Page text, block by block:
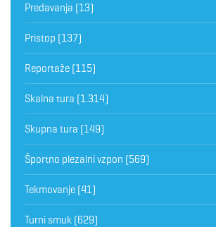
Predavanja (13)
Pristop (137)
Reportaže (115)
Skalna tura (1.314)
Skupna tura (149)
Športno plezalni vzpon (569)
Tekmovanje (41)
Turni smuk (629)